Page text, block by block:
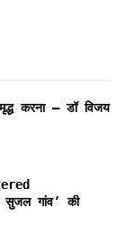
करना – डॉ विजय
गांव’ की